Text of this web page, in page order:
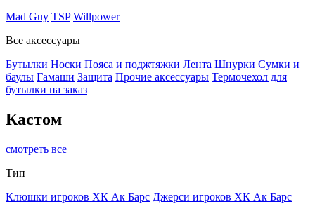
Mad Guy TSP Willpower
Все аксессуары
Бутылки Носки Пояса и поджтяжки Лента Шнурки Сумки и
баулы Гамаши Защита Прочие аксессуары Термочехол для
бутылки на заказ
Кастом
смотреть все
Тип
Клюшки игроков ХК Ак Барс Джерси игроков ХК Ак Барс